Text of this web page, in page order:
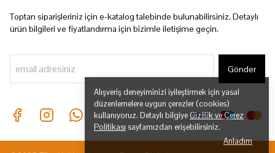
Alışveriş deneyiminizi iyileştirmek için yasal
düzenlemelere uygun çerezler (cookies)
kullanıyoruz. Detaylı bilgiye Gizlilik ve Çerez
Politikası sayfamızdan erişebilirsiniz.
Anladım
Toptan siparişleriniz için e-katalog talebinde bulunabilirsiniz. Detaylı
ürün bilgileri ve fiyatlandırma için bizimle iletişime geçin.
Gönder